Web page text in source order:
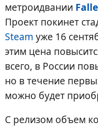
метроидвании
Проект покинет
Steam уже 16
этим цена
всего, в России
но в течение
можно будет
С релизом объем